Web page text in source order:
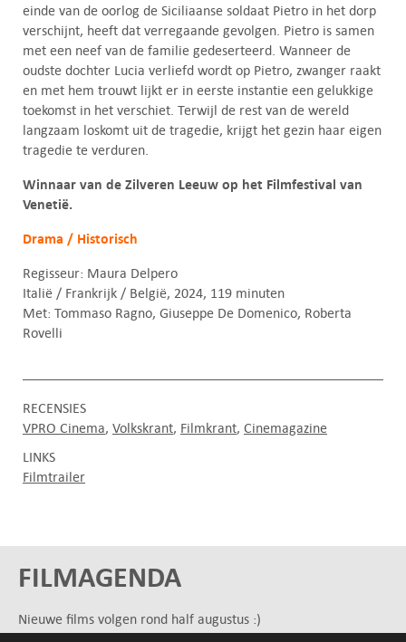
einde van de oorlog de Siciliaanse soldaat Pietro in het dorp
verschijnt, heeft dat verregaande gevolgen. Pietro is samen
met een neef van de familie gedeserteerd. Wanneer de
oudste dochter Lucia verliefd wordt op Pietro, zwanger raakt
en met hem trouwt lijkt er in eerste instantie een gelukkige
toekomst in het verschiet. Terwijl de rest van de wereld
langzaam loskomt uit de tragedie, krijgt het gezin haar eigen
tragedie te verduren.
Winnaar van de Zilveren Leeuw op het Filmfestival van
Venetië.
Drama / Historisch
Regisseur: Maura Delpero
Italië / Frankrijk / België, 2024, 119 minuten
Met: Tommaso Ragno, Giuseppe De Domenico, Roberta
Rovelli
RECENSIES
VPRO Cinema Volkskrant Filmkrant Cinemagazine
LINKS
Filmtrailer
FILMAGENDA
Nieuwe films volgen rond half augustus :)